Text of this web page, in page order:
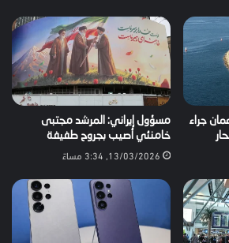
جراء
مسؤول إيراني: المرشد مجتبى
خامنئي أصيب بجروح طفيفة
13/03/2026, 3:34 مساءً